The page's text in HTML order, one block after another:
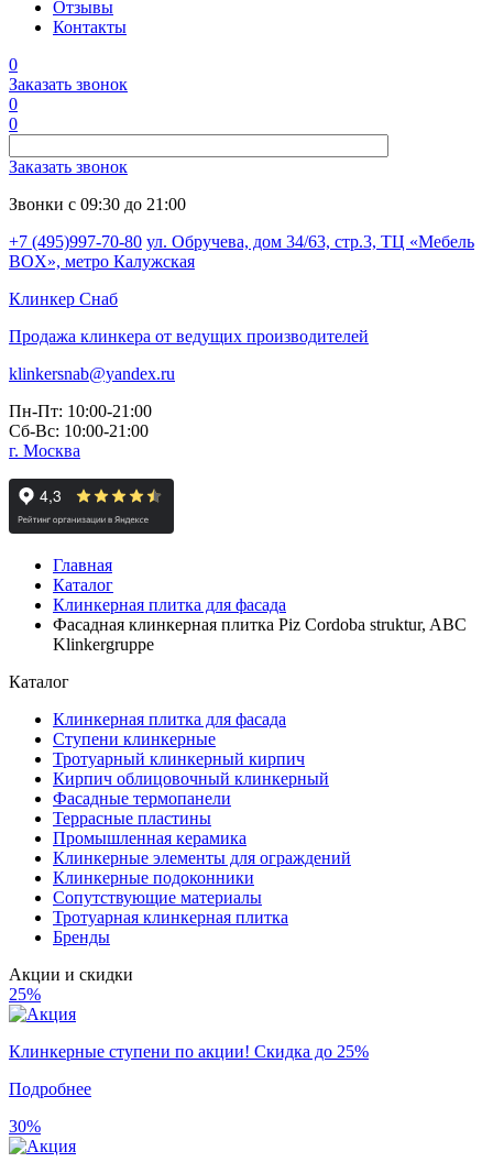
Отзывы
Контакты
0
Заказать звонок
0
0
Заказать звонок
Звонки с 09:30 до 21:00
+7 (495)997-70-80 ул. Обручева, дом 34/63, стр.3, ТЦ «Мебель
BOX», метро Калужская
Клинкер Снаб
Продажа клинкера от ведущих производителей
klinkersnab@yandex.ru
Пн-Пт: 10:00-21:00
Сб-Вс: 10:00-21:00
г. Москва
Главная
Каталог
Клинкерная плитка для фасада
Фасадная клинкерная плитка Piz Cordoba struktur, ABC
Klinkergruppe
Каталог
Клинкерная плитка для фасада
Ступени клинкерные
Тротуарный клинкерный кирпич
Кирпич облицовочный клинкерный
Фасадные термопанели
Террасные пластины
Промышленная керамика
Клинкерные элементы для ограждений
Клинкерные подоконники
Сопутствующие материалы
Тротуарная клинкерная плитка
Бренды
Акции и скидки
25%
Клинкерные ступени по акции! Скидка до 25%
Подробнее
30%